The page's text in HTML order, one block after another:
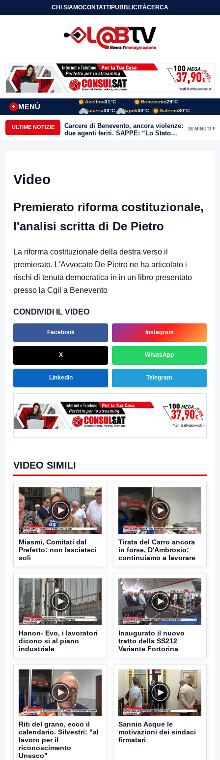
CHI SIAMOCONTATTIPUBBLICITÀCERCA
MENÙ
+
Avellino31°C Benevento29°C
Caserta30°C Napoli30°C Salerno30°C
ULTIME NOTIZIE
Carcere di Benevento, ancora violenze:
due agenti feriti. SAPPE: “Lo Stato
non può arretrare”
36 MINUTI FA
Video
Premierato riforma costituzionale,
l'analisi scritta di De Pietro
La riforma costituzionale della destra verso il
premierato. L'Avvocato De Pietro ne ha articolato i
rischi di tenuta democratica in in un libro presentato
presso la Cgil a Benevento
CONDIVIDI IL VIDEO
Facebook Instagram
X WhatsApp
LinkedIn Telegram
VIDEO SIMILI
Miasmi, Comitati dal
Prefetto: non lasciateci
soli
Tirata del Carro ancora
in forse, D'Ambrosio:
continuiamo a lavorare
Hanon- Evo, i lavoratori
dicono si al piano
industriale
Inaugurato il nuovo
tratto della SS212
Variante Fortorina
Riti del grano, ecco il
calendario. Silvestri: "al
lavoro per il
riconoscimento
Unesco"
Sannio Acque le
motivazioni dei sindaci
firmatari